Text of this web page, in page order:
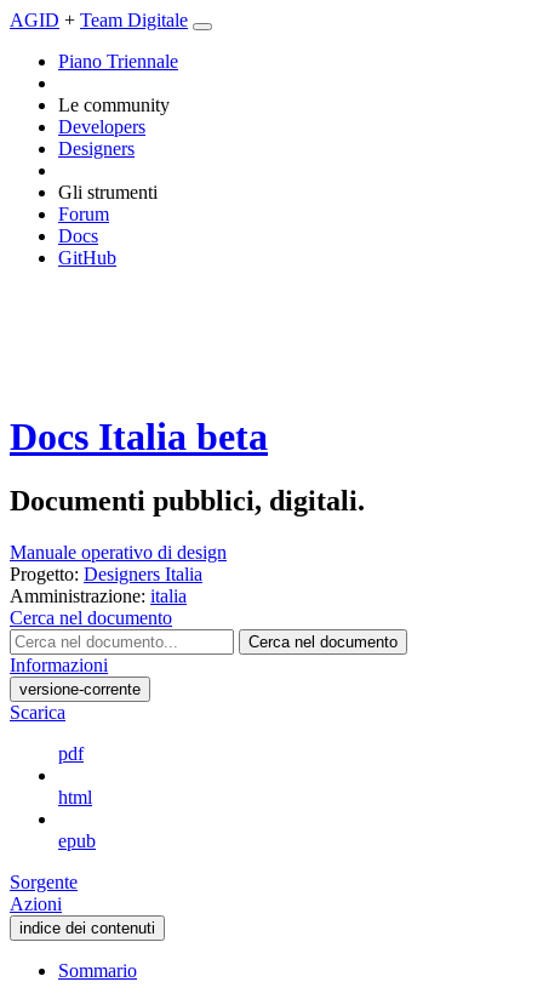
AGID + Team Digitale
Piano Triennale
Le community
Developers
Designers
Gli strumenti
Forum
Docs
GitHub
Docs Italia beta
Documenti pubblici, digitali.
Manuale operativo di design
Progetto: Designers Italia
Amministrazione: italia
Cerca nel documento
Cerca nel documento
Informazioni
versione-corrente
Scarica
pdf
html
epub
Sorgente
Azioni
indice dei contenuti
Sommario